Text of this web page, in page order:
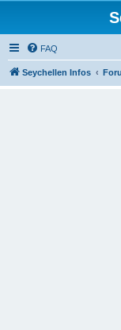
FAQ
Seychellen Infos